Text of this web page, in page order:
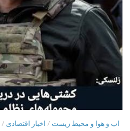
اب و هوا و محیط زیست / اخبار اقتصادی /